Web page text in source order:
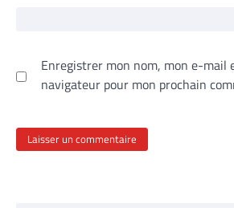
Enregistrer mon nom, mon e-mail
navigateur pour mon prochain